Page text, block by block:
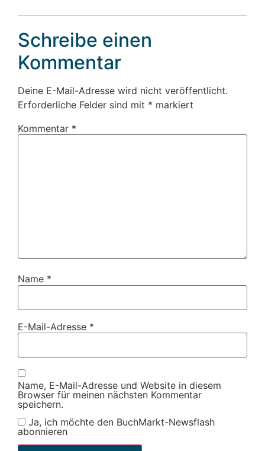
Schreibe einen
Kommentar
Deine E-Mail-Adresse wird nicht veröffentlicht.
Erforderliche Felder sind mit * markiert
Kommentar *
Name *
E-Mail-Adresse *
Name, E-Mail-Adresse und Website in diesem
Browser für meinen nächsten Kommentar
speichern.
Ja, ich möchte den BuchMarkt-Newsflash
abonnieren